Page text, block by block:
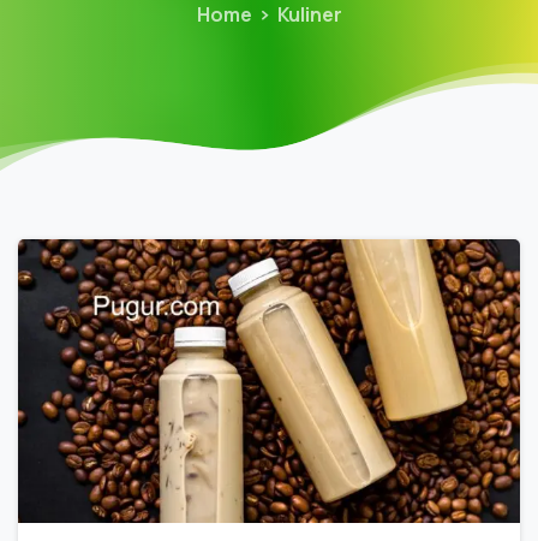
Home Kuliner
0 0